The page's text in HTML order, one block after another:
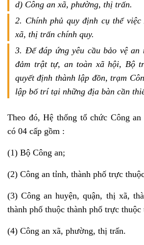
d) Công an xã, phường, thị trấn.
2. Chính phủ quy định cụ thể việc
xã, thị trấn chính quy.
3. Để đáp ứng yêu cầu bảo vệ an
đảm trật tự, an toàn xã hội, Bộ
quyết định thành lập đồn, trạm
lập bố trí tại những địa bàn cần
Theo đó, Hệ thống tổ chức Công an
có 04 cấp gồm :
(1) Bộ Công an;
(2) Công an tỉnh, thành phố trực
(3) Công an huyện, quận, thị xã,
thành phố thuộc thành phố trực
(4) Công an xã, phường, thị trấn.